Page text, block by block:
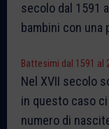
secolo dal 1591
bambini con una
Battesimi dal 1591 al
Nel XVII secolo
in questo caso
numero di